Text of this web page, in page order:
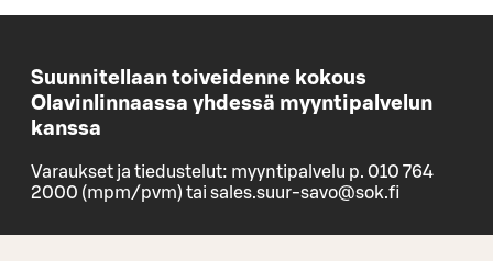
Suunnitellaan toiveidenne kokous
Olavinlinnaassa yhdessä myyntipalvelun
kanssa
Varaukset ja tiedustelut: myyntipalvelu p. 010 764
2000 (mpm/pvm) tai sales.suur-savo@sok.fi